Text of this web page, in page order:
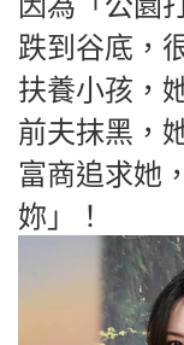
因為「公園
跌到谷底，
扶養小孩，
前夫抹黑，
富商追求她
妳」！